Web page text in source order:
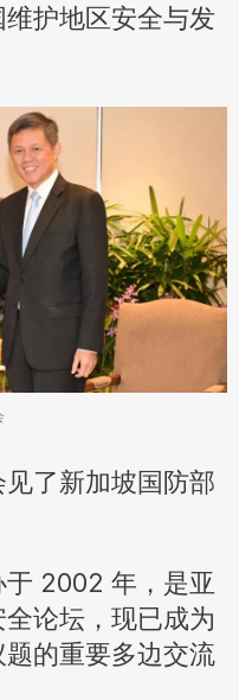
护地区安全与发
了新加坡国防部
2002 年，是亚
论坛，现已成为
的重要多边交流